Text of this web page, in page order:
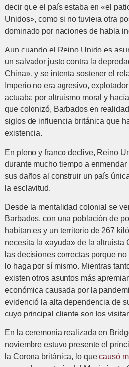
decir que el país estaba en «el
Unidos», como si no tuviera otra
dominado por naciones de habla
Aun cuando el Reino Unido es
un salvador justo contra la
China», y se intenta sostener el
Imperio no era agresivo,
actuaba por altruismo moral y
que colonizó, Barbados en
siglos de influencia británica que
existencia.
En pleno y franco declive, Reino
durante mucho tiempo a
sus daños al construir un país
la esclavitud.
Desde la mentalidad colonial se
Barbados, con una población de
habitantes y un territorio de 267
necesita la «ayuda» de la altruista
las decisiones correctas porque
lo haga por sí mismo. Mientras
existen otros asuntos más
económica causada por la
evidenció la alta dependencia de
cuyo principal cliente son los
En la ceremonia realizada en
noviembre estuvo presente el
la Corona británica, lo que causó